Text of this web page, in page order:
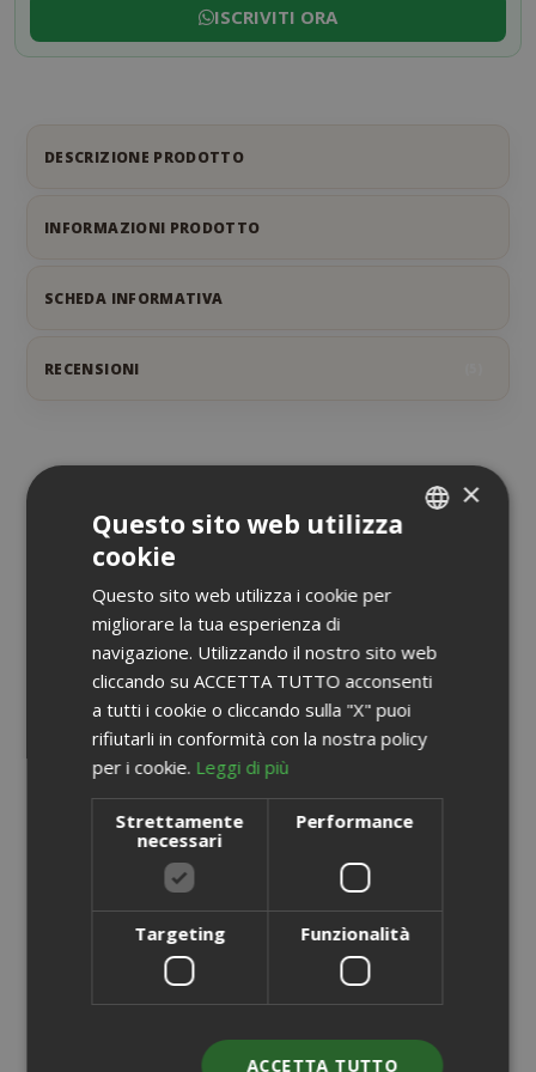
ISCRIVITI ORA
DESCRIZIONE PRODOTTO
INFORMAZIONI PRODOTTO
SCHEDA INFORMATIVA
RECENSIONI
POTREBBE INTERESSARTI ANCHE...
Gusto, Miscela White Casa
×
Questo sito web utilizza
cookie
Questo sito web utilizza i cookie per
migliorare la tua esperienza di
navigazione. Utilizzando il nostro sito web
cliccando su ACCETTA TUTTO acconsenti
a tutti i cookie o cliccando sulla "X" puoi
rifiutarli in conformità con la nostra policy
per i cookie. Leggi di più
Strettamente
necessari
Performance
Targeting Funzionalità
ACCETTA TUTTO